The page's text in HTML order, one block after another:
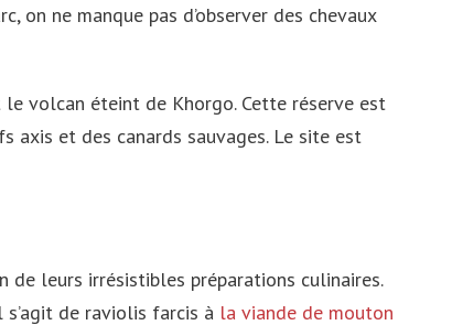
on ne manque pas d’observer des chevaux
le volcan éteint de Khorgo. Cette réserve est
axis et des canards sauvages. Le site est
de leurs irrésistibles préparations culinaires.
s’agit de raviolis farcis à la viande de mouton